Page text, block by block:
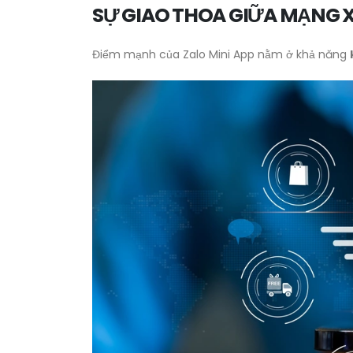
SỰ GIAO THOA GIỮA MẠNG
Điểm mạnh của Zalo Mini App nằm ở khả năng